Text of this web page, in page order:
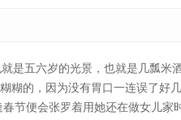
是五六岁的光景，也就是几瓢米
糊的，因为没有胃口一连误了好
节便会张罗着用她还在做女儿家